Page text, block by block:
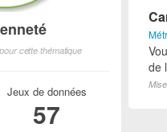
de
cette thématique
Jeux de données
57